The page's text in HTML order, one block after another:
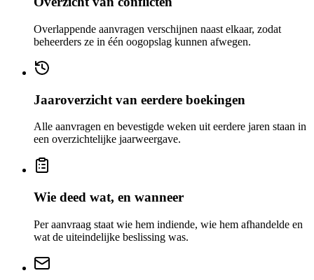
Overlappende aanvragen verschijnen naast elkaar, zodat
beheerders ze in één oogopslag kunnen afwegen.
Jaaroverzicht van eerdere boekingen
Alle aanvragen en bevestigde weken uit eerdere jaren staan in
een overzichtelijke jaarweergave.
Wie deed wat, en wanneer
Per aanvraag staat wie hem indiende, wie hem afhandelde en
wat de uiteindelijke beslissing was.